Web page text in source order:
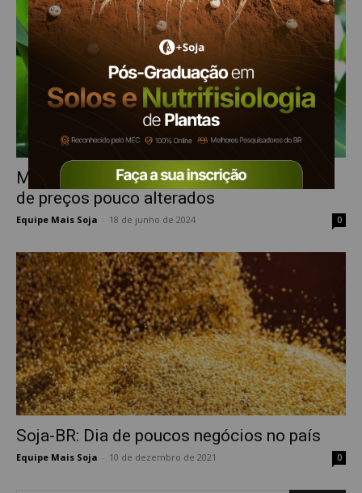
Mercado doméstico de milho deve ter dia
de preços pouco alterados
Equipe Mais Soja 18 de junho de 2024 0
Soja-BR: Dia de poucos negócios no país
Equipe Mais Soja 10 de dezembro de 2021 0